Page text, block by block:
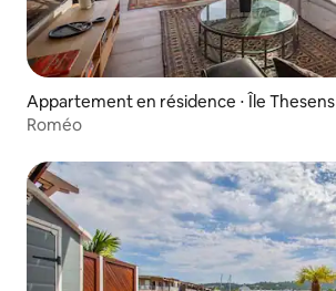
Appartement en résidence ⋅ Île Thesens
Roméo